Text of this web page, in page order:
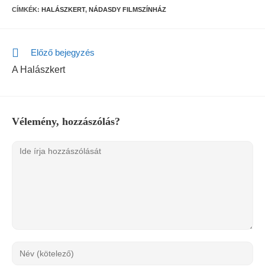
CÍMKÉK: HALÁSZKERT, NÁDASDY FILMSZÍNHÁZ
Előző bejegyzés
A Halászkert
Vélemény, hozzászólás?